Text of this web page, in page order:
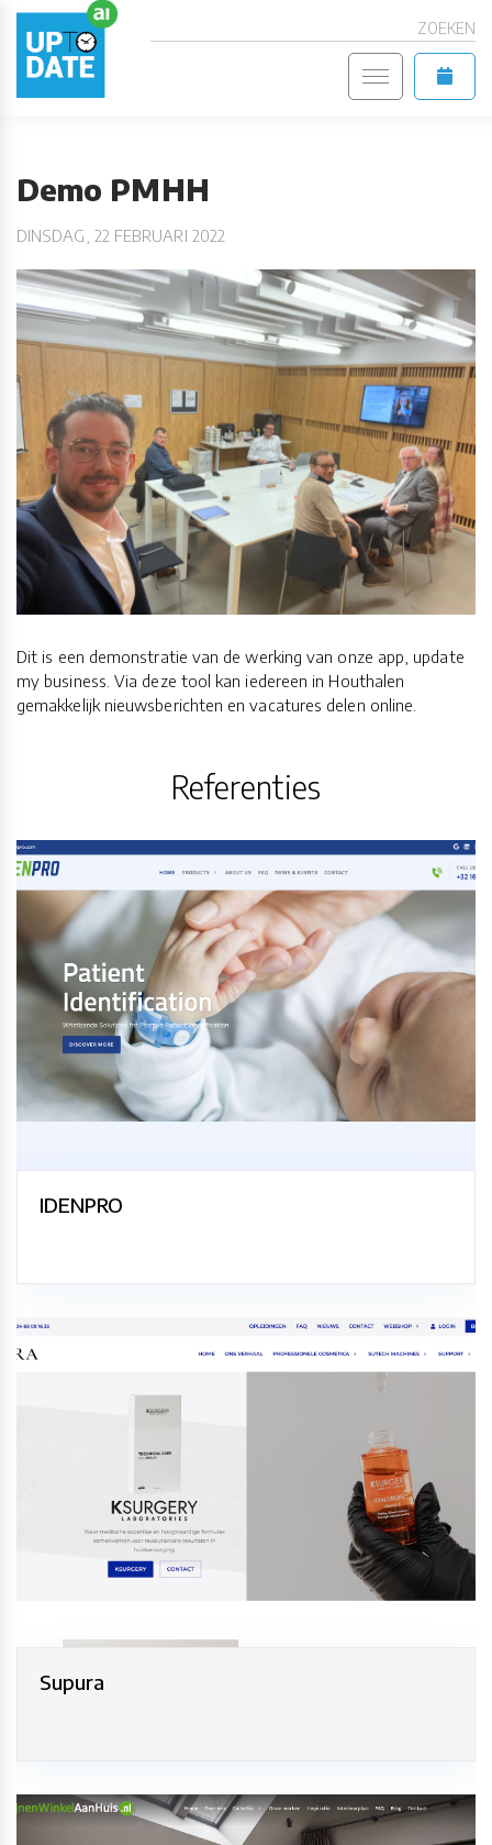
ZOEKEN
Demo PMHH
DINSDAG, 22 FEBRUARI 2022
Dit is een demonstratie van de werking van onze app, update
my business. Via deze tool kan iedereen in Houthalen
gemakkelijk nieuwsberichten en vacatures delen online.
Referenties
IDENPRO
Supura